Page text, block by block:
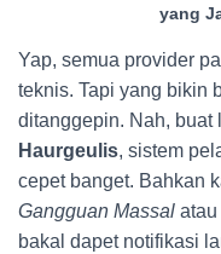
yang
Yap, semua provider
teknis. Tapi yang bikin
ditanggepin. Nah, buat
Haurgeulis, sistem
cepet banget. Bahkan
Gangguan Massal atau
bakal dapet notifikasi